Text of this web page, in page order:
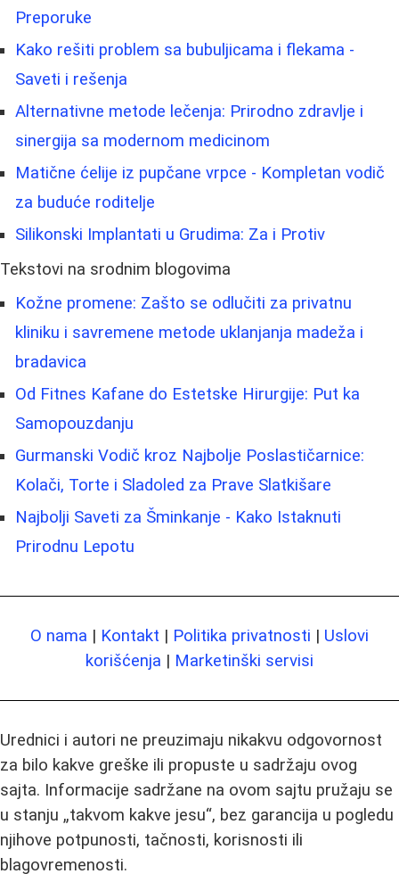
Preporuke
Kako rešiti problem sa bubuljicama i flekama -
Saveti i rešenja
Alternativne metode lečenja: Prirodno zdravlje i
sinergija sa modernom medicinom
Matične ćelije iz pupčane vrpce - Kompletan vodič
za buduće roditelje
Silikonski Implantati u Grudima: Za i Protiv
Tekstovi na srodnim blogovima
Kožne promene: Zašto se odlučiti za privatnu
kliniku i savremene metode uklanjanja madeža i
bradavica
Od Fitnes Kafane do Estetske Hirurgije: Put ka
Samopouzdanju
Gurmanski Vodič kroz Najbolje Poslastičarnice:
Kolači, Torte i Sladoled za Prave Slatkišare
Najbolji Saveti za Šminkanje - Kako Istaknuti
Prirodnu Lepotu
O nama | Kontakt | Politika privatnosti | Uslovi
korišćenja | Marketinški servisi
Urednici i autori ne preuzimaju nikakvu odgovornost
za bilo kakve greške ili propuste u sadržaju ovog
sajta. Informacije sadržane na ovom sajtu pružaju se
u stanju „takvom kakve jesu“, bez garancija u pogledu
njihove potpunosti, tačnosti, korisnosti ili
blagovremenosti.